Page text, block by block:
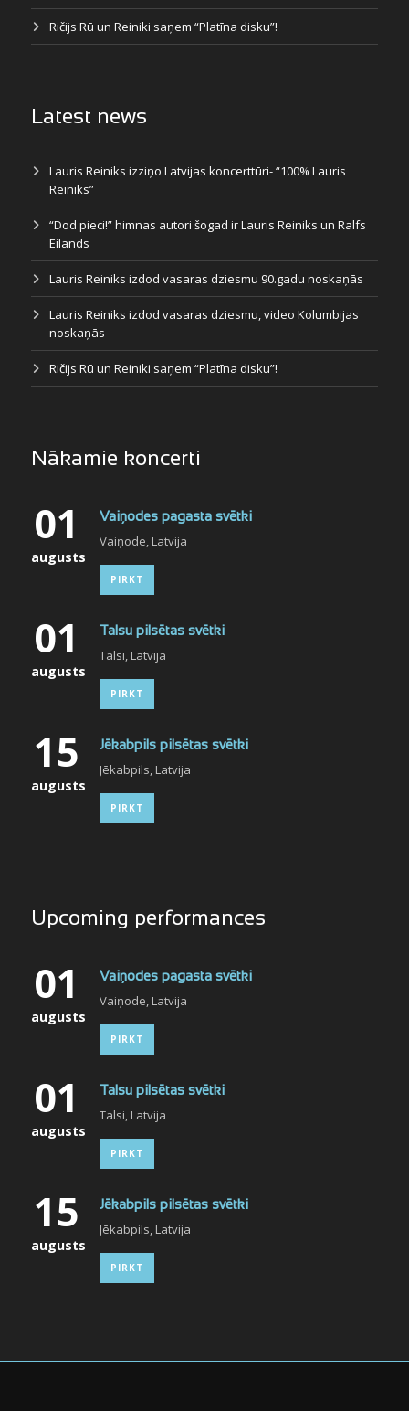
Ričijs Rū un Reiniki saņem “Platīna disku”!
Latest news
Lauris Reiniks izziņo Latvijas koncerttūri- “100% Lauris
Reiniks”
“Dod pieci!” himnas autori šogad ir Lauris Reiniks un Ralfs
Eilands
Lauris Reiniks izdod vasaras dziesmu 90.gadu noskaņās
Lauris Reiniks izdod vasaras dziesmu, video Kolumbijas
noskaņās
Ričijs Rū un Reiniki saņem “Platīna disku”!
Nākamie koncerti
01
augusts
Vaiņodes pagasta svētki
Vaiņode, Latvija
PIRKT
01
augusts
Talsu pilsētas svētki
Talsi, Latvija
PIRKT
15
augusts
Jēkabpils pilsētas svētki
Jēkabpils, Latvija
PIRKT
Upcoming performances
01
augusts
Vaiņodes pagasta svētki
Vaiņode, Latvija
PIRKT
01
augusts
Talsu pilsētas svētki
Talsi, Latvija
PIRKT
15
augusts
Jēkabpils pilsētas svētki
Jēkabpils, Latvija
PIRKT